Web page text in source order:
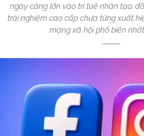
ngày càng lớn vào trí tuệ nhân tạo,
trải nghiệm cao cấp chưa từng xuất
mạng xã hội phổ biến